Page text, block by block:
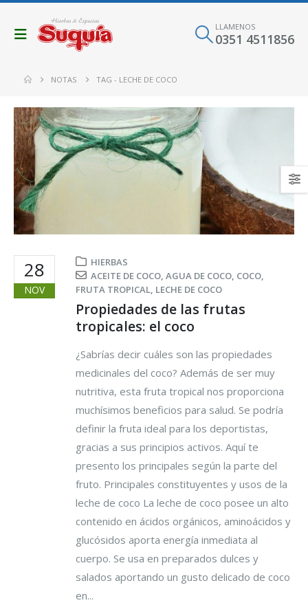
LLAMENOS
0351 4511856
NOTAS TAG - LECHE DE COCO
28
NOV
HIERBAS
ACEITE DE COCO, AGUA DE COCO, COCO,
FRUTA TROPICAL, LECHE DE COCO
Propiedades de las frutas
tropicales: el coco
¿Sabrías decir cuáles son las propiedades
medicinales del coco? Además de ser muy
nutritiva, esta fruta tropical nos proporciona
muchísimos beneficios para salud. Se podría
definir la fruta ideal para los deportistas,
gracias a sus principios activos. Aquí te
presento los principales según la parte del
fruto. Principales constituyentes y usos de la
leche de coco La leche de coco posee un alto
contenido en ácidos orgánicos, aminoácidos y
glucósidos aporta energía inmediata al
cuerpo. Se usa en preparados dulces y
salados aportando un gusto delicado de coco
en...